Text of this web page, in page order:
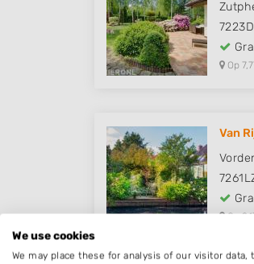
Op
Van
Op
We use cookies
We may place these for analysis of our visitor